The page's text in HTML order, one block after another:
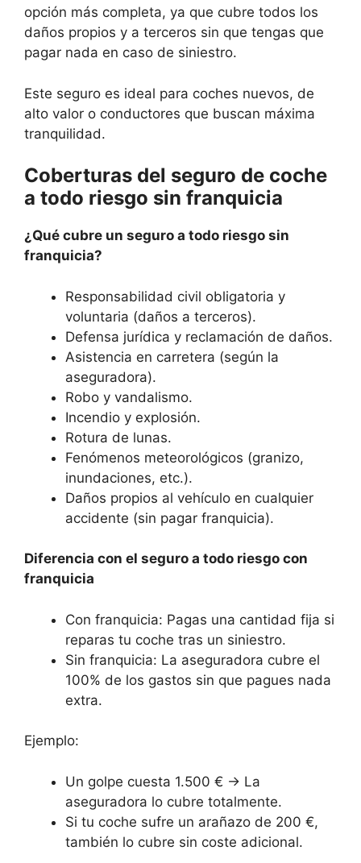
opción más completa, ya que cubre todos los
daños propios y a terceros sin que tengas que
pagar nada en caso de siniestro.
Este seguro es ideal para coches nuevos, de
alto valor o conductores que buscan máxima
tranquilidad.
Coberturas del seguro de coche
a todo riesgo sin franquicia
¿Qué cubre un seguro a todo riesgo sin
franquicia?
Responsabilidad civil obligatoria y
voluntaria (daños a terceros).
Defensa jurídica y reclamación de daños.
Asistencia en carretera (según la
aseguradora).
Robo y vandalismo.
Incendio y explosión.
Rotura de lunas.
Fenómenos meteorológicos (granizo,
inundaciones, etc.).
Daños propios al vehículo en cualquier
accidente (sin pagar franquicia).
Diferencia con el seguro a todo riesgo con
franquicia
Con franquicia: Pagas una cantidad fija si
reparas tu coche tras un siniestro.
Sin franquicia: La aseguradora cubre el
100% de los gastos sin que pagues nada
extra.
Ejemplo:
Un golpe cuesta 1.500 € → La
aseguradora lo cubre totalmente.
Si tu coche sufre un arañazo de 200 €,
también lo cubre sin coste adicional.